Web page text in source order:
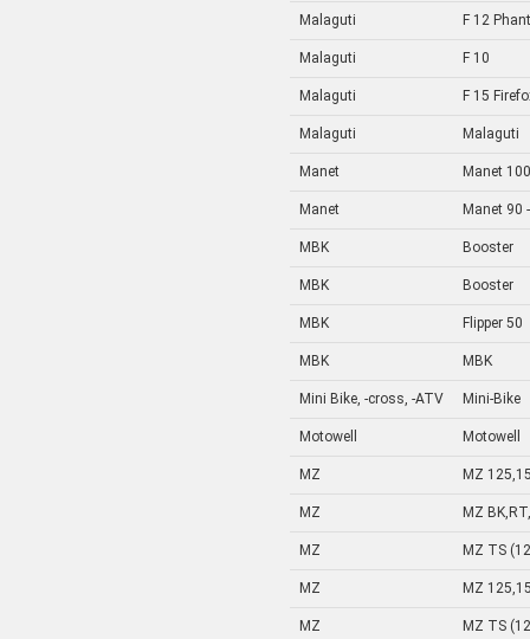
Malaguti F 12
Malaguti F 10
Malaguti F 15
Malaguti Malaguti
Manet Manet
Manet Manet 90
MBK Booster
MBK Booster
MBK Flipper 50
MBK MBK
Mini Bike, -cross, -ATV Mini-Bike
Motowell Motowell
MZ MZ
MZ MZ
MZ MZ TS
MZ MZ
MZ MZ TS